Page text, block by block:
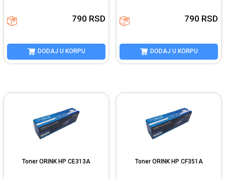
790 RSD
DODAJ U KORPU
790 RSD
DODAJ U KORPU
Toner ORINK HP CE313A Toner ORINK HP CF351A